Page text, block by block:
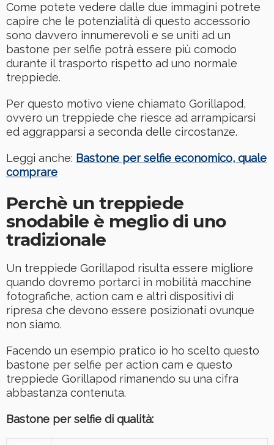
Come potete vedere dalle due immagini potrete
capire che le potenzialità di questo accessorio
sono davvero innumerevoli e se uniti ad un
bastone per selfie potrà essere più comodo
durante il trasporto rispetto ad uno normale
treppiede.
Per questo motivo viene chiamato Gorillapod,
ovvero un treppiede che riesce ad arrampicarsi
ed aggrapparsi a seconda delle circostanze.
Leggi anche: Bastone per selfie economico, quale
comprare
Perchè un treppiede
snodabile è meglio di uno
tradizionale
Un treppiede Gorillapod risulta essere migliore
quando dovremo portarci in mobilità macchine
fotografiche, action cam e altri dispositivi di
ripresa che devono essere posizionati ovunque
non siamo.
Facendo un esempio pratico io ho scelto questo
bastone per selfie per action cam e questo
treppiede Gorillapod rimanendo su una cifra
abbastanza contenuta.
Bastone per selfie di qualità: